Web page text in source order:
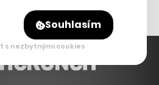
Souhlasím
s nezbytnými cookies